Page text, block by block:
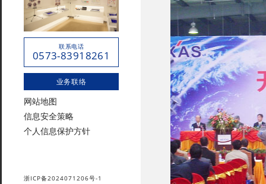
联系电话
0573-83918261
业务联络
网站地图
信息安全策略
个人信息保护方针
浙ICP备2024071206号-1